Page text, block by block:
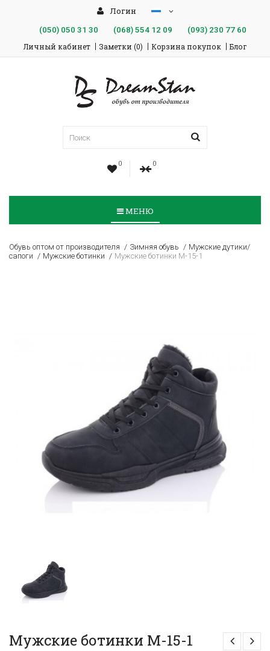
Логин
(050)050 31 30 (068)554 12 09 (093)230 77 60
Личный кабинет Заметки (0) Корзина покупок Блог
0 0
МЕНЮ
Обувь оптом от производителя Зимняя обувь
Мужские дутики/
сапоги
Мужские ботинки Мужские ботинки M-15-1
Мужские ботинки M-15-1